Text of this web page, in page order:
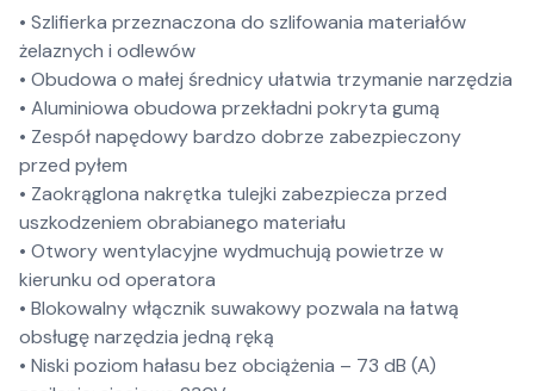
• Szlifierka przeznaczona do szlifowania materiałów
żelaznych i odlewów
• Obudowa o małej średnicy ułatwia trzymanie narzędzia
• Aluminiowa obudowa przekładni pokryta gumą
• Zespół napędowy bardzo dobrze zabezpieczony
przed pyłem
• Zaokrąglona nakrętka tulejki zabezpiecza przed
uszkodzeniem obrabianego materiału
• Otwory wentylacyjne wydmuchują powietrze w
kierunku od operatora
• Blokowalny włącznik suwakowy pozwala na łatwą
obsługę narzędzia jedną ręką
• Niski poziom hałasu bez obciążenia – 73 dB (A)